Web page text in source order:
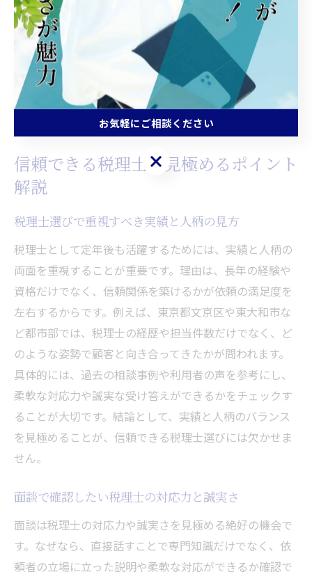
るからです。具体的な方法としては、今後の収入の見通
しや希望する勤務形態、必要なスキルの棚卸しなどをリ
ストアップし、段階的に準備を進めることが挙げられま
す。これにより、変化する環境にも柔軟に対応しなが
ら、充実したセカンドキャリアを実現できます。
信頼できる税理士を見極めるポイント
解説
税理士選びで重視すべき実績と人柄の見方
税理士として定年後も活躍するためには、実績と人柄の
両面を重視することが重要です。理由は、長年の経験や
資格だけでなく、信頼関係を築けるかが依頼の満足度を
左右するからです。例えば、東京都文京区や東大和市な
ど都市部では、税理士の経歴や担当件数だけでなく、ど
のような姿勢で顧客と向き合ってきたかが問われます。
具体的には、過去の相談事例や利用者の声を参考にし、
柔軟な対応力や誠実な受け答えができるかをチェックす
ることが大切です。結論として、実績と人柄のバランス
を見極めることが、信頼できる税理士選びには欠かせま
せん。
面談で確認したい税理士の対応力と誠実さ
面談は税理士の対応力や誠実さを見極める絶好の機会で
す。なぜなら、直接話すことで専門知識だけでなく、依
頼者の立場に立った説明や柔軟な対応ができるか確認で
お気軽にご相談ください
お気軽にご相談ください